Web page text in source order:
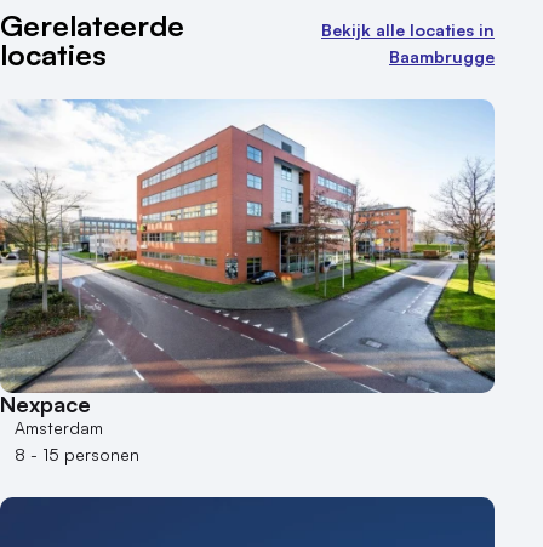
Aantal zalen
1 - 5 zalen
10 of meer zalen
Aantal personen
1 - 50 personen
50 - 100 personen
100 - 250 personen
250 - 500 personen
500+ personen
Bijzondere locaties
Buitenlocatie
Duurzame locatie
Gerelateerde
locaties
Bekijk alle locaties in
Baambrugge
Nexpace
Amsterdam
8 - 15 personen